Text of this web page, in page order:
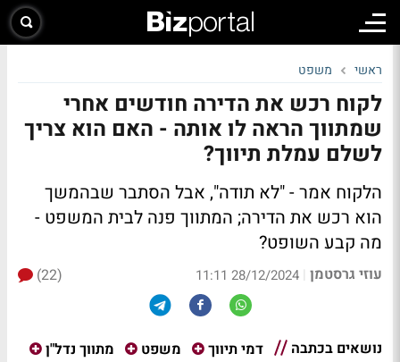
ראשי משפט
לקוח רכש את הדירה חודשים אחרי
שמתווך הראה לו אותה - האם הוא צריך
לשלם עמלת תיווך?
הלקוח אמר - "לא תודה", אבל הסתבר שבהמשך
הוא רכש את הדירה; המתווך פנה לבית המשפט -
מה קבע השופט?
עוזי גרסטמן |
28/12/2024 11:11
(22)
נושאים בכתבה דמי תיווך משפט מתווך נדל"ן